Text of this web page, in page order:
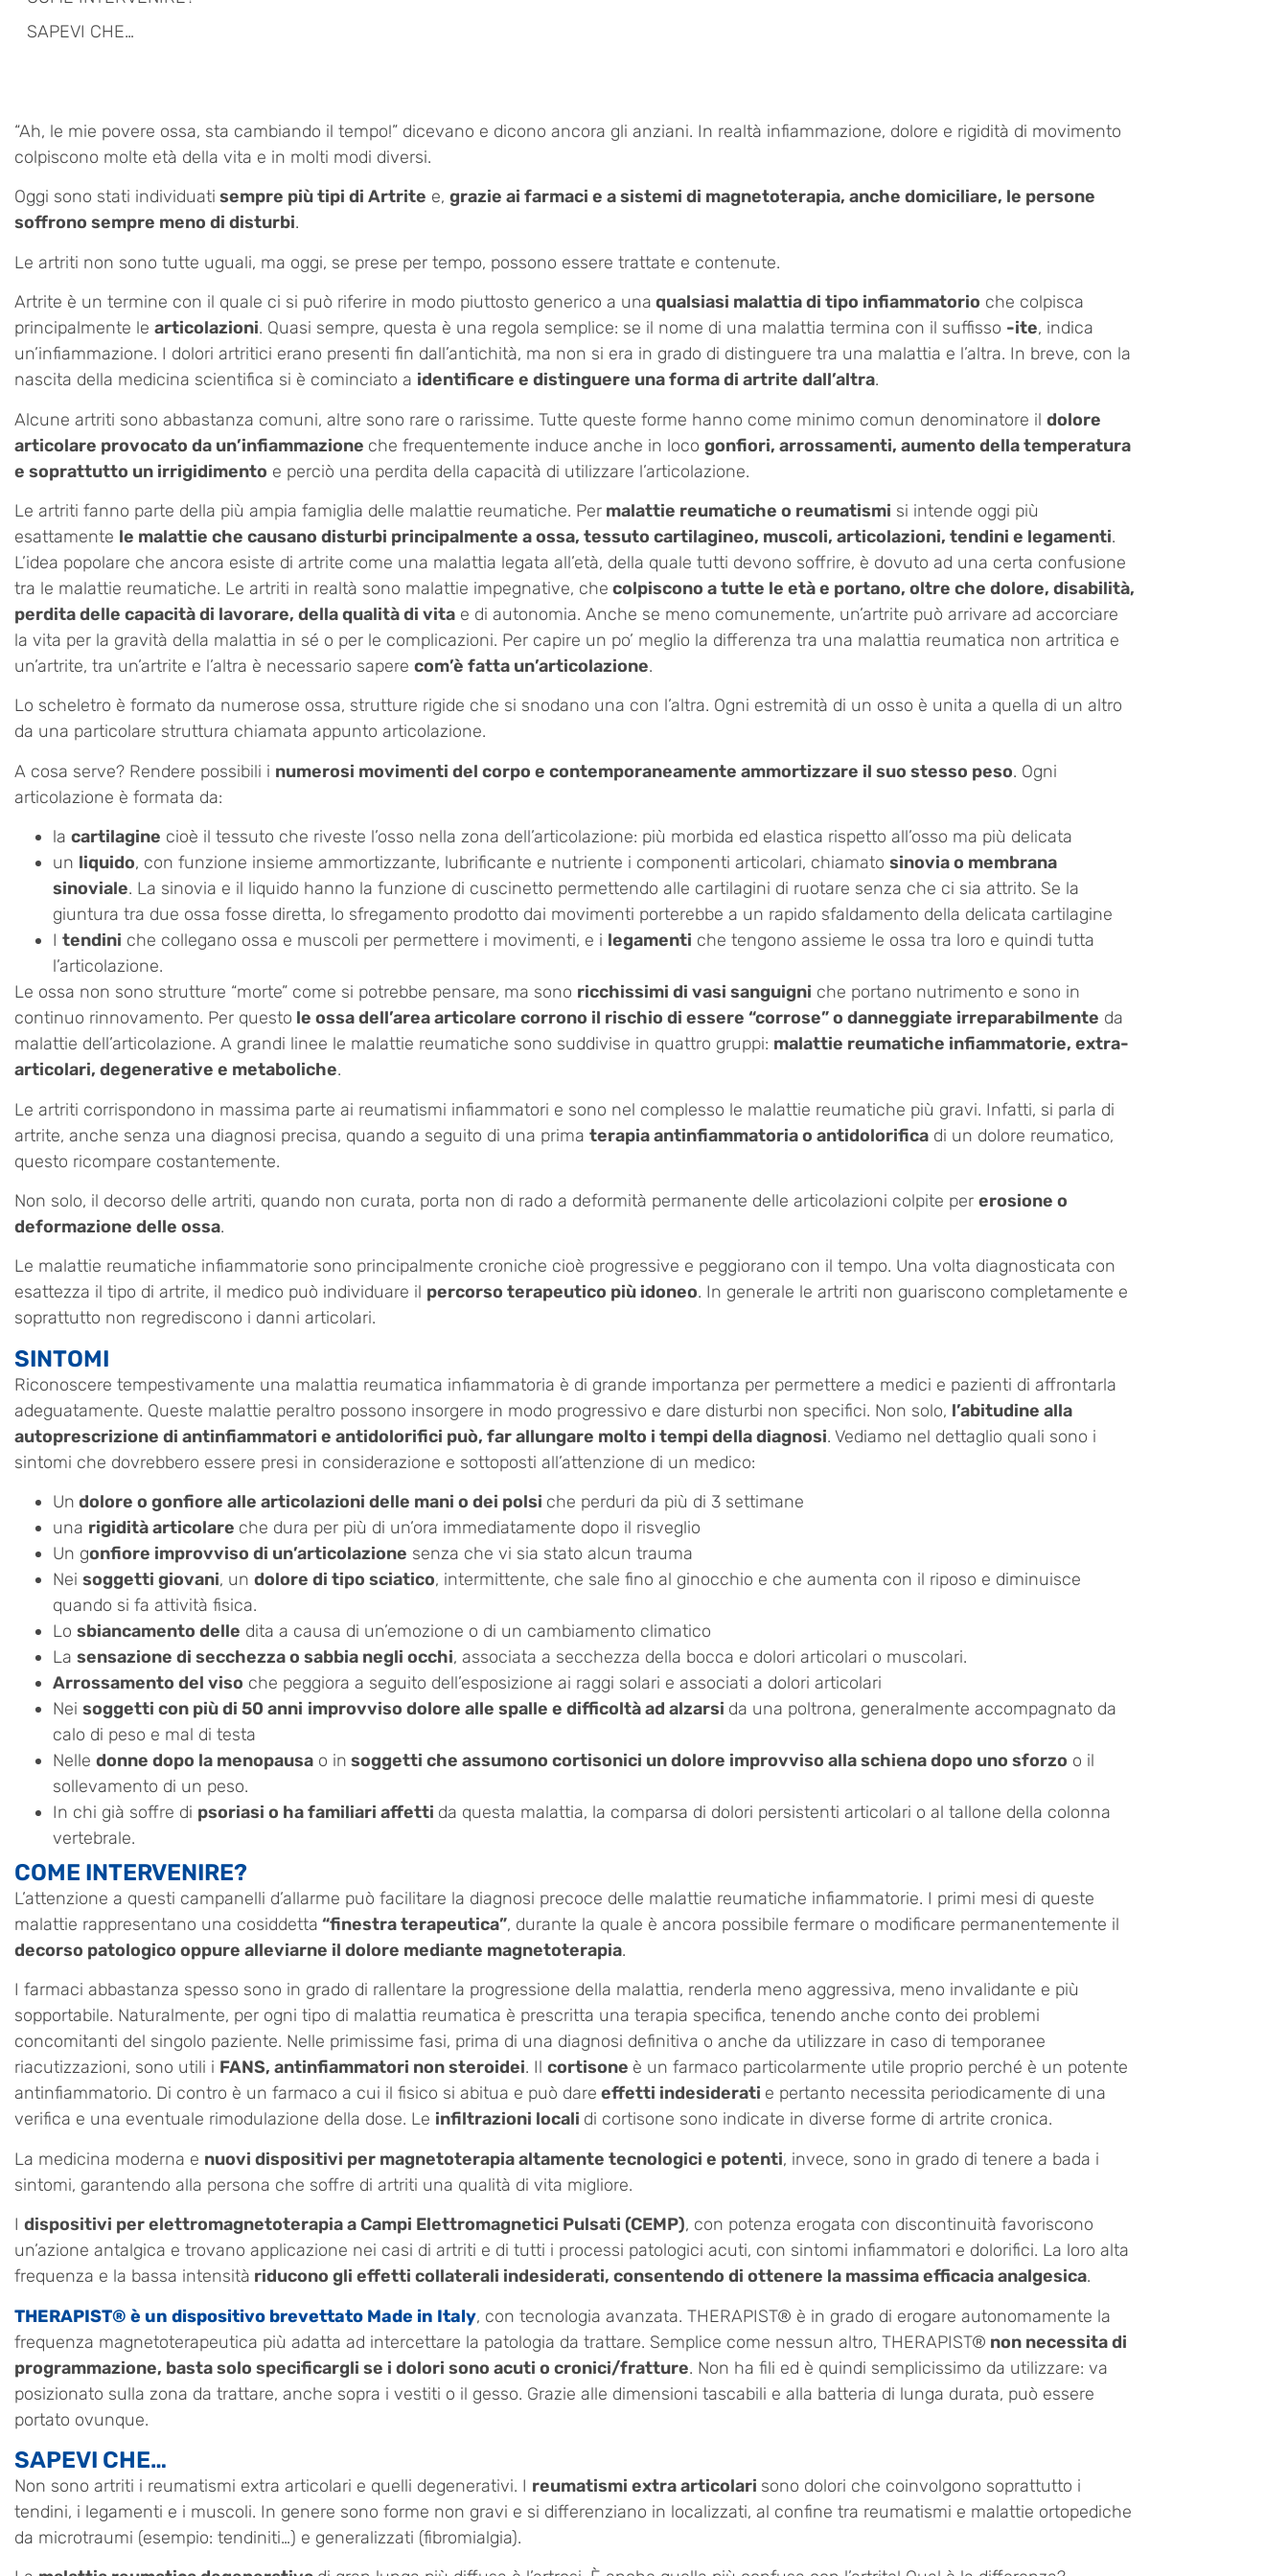
SAPEVI CHE…
“Ah, le mie povere ossa, sta cambiando il tempo!” dicevano e dicono ancora gli anziani. In realtà infiammazione, dolore e rigidità di movimento
colpiscono molte età della vita e in molti modi diversi.
Oggi sono stati individuati sempre più tipi di Artrite e, grazie ai farmaci e a sistemi di magnetoterapia, anche domiciliare, le persone
soffrono sempre meno di disturbi.
Le artriti non sono tutte uguali, ma oggi, se prese per tempo, possono essere trattate e contenute.
Artrite è un termine con il quale ci si può riferire in modo piuttosto generico a una qualsiasi malattia di tipo infiammatorio che colpisca
principalmente le articolazioni. Quasi sempre, questa è una regola semplice: se il nome di una malattia termina con il suffisso -ite, indica
un’infiammazione. I dolori artritici erano presenti fin dall’antichità, ma non si era in grado di distinguere tra una malattia e l’altra. In breve, con la
nascita della medicina scientifica si è cominciato a identificare e distinguere una forma di artrite dall’altra.
Alcune artriti sono abbastanza comuni, altre sono rare o rarissime. Tutte queste forme hanno come minimo comun denominatore il dolore
articolare provocato da un’infiammazione che frequentemente induce anche in loco gonfiori, arrossamenti, aumento della temperatura
e soprattutto un irrigidimento e perciò una perdita della capacità di utilizzare l’articolazione.
Le artriti fanno parte della più ampia famiglia delle malattie reumatiche. Per malattie reumatiche o reumatismi si intende oggi più
esattamente le malattie che causano disturbi principalmente a ossa, tessuto cartilagineo, muscoli, articolazioni, tendini e legamenti.
L’idea popolare che ancora esiste di artrite come una malattia legata all’età, della quale tutti devono soffrire, è dovuto ad una certa confusione
tra le malattie reumatiche. Le artriti in realtà sono malattie impegnative, che colpiscono a tutte le età e portano, oltre che dolore, disabilità,
perdita delle capacità di lavorare, della qualità di vita e di autonomia. Anche se meno comunemente, un’artrite può arrivare ad accorciare
la vita per la gravità della malattia in sé o per le complicazioni. Per capire un po’ meglio la differenza tra una malattia reumatica non artritica e
un’artrite, tra un’artrite e l’altra è necessario sapere com’è fatta un’articolazione.
Lo scheletro è formato da numerose ossa, strutture rigide che si snodano una con l’altra. Ogni estremità di un osso è unita a quella di un altro
da una particolare struttura chiamata appunto articolazione.
A cosa serve? Rendere possibili i numerosi movimenti del corpo e contemporaneamente ammortizzare il suo stesso peso. Ogni
articolazione è formata da:
la cartilagine cioè il tessuto che riveste l’osso nella zona dell’articolazione: più morbida ed elastica rispetto all’osso ma più delicata
un liquido, con funzione insieme ammortizzante, lubrificante e nutriente i componenti articolari, chiamato sinovia o membrana
sinoviale. La sinovia e il liquido hanno la funzione di cuscinetto permettendo alle cartilagini di ruotare senza che ci sia attrito. Se la
giuntura tra due ossa fosse diretta, lo sfregamento prodotto dai movimenti porterebbe a un rapido sfaldamento della delicata cartilagine
I tendini che collegano ossa e muscoli per permettere i movimenti, e i legamenti che tengono assieme le ossa tra loro e quindi tutta
l’articolazione.
Le ossa non sono strutture “morte” come si potrebbe pensare, ma sono ricchissimi di vasi sanguigni che portano nutrimento e sono in
continuo rinnovamento. Per questo le ossa dell’area articolare corrono il rischio di essere “corrose” o danneggiate irreparabilmente da
malattie dell’articolazione. A grandi linee le malattie reumatiche sono suddivise in quattro gruppi: malattie reumatiche infiammatorie, extra-
articolari, degenerative e metaboliche.
Le artriti corrispondono in massima parte ai reumatismi infiammatori e sono nel complesso le malattie reumatiche più gravi. Infatti, si parla di
artrite, anche senza una diagnosi precisa, quando a seguito di una prima terapia antinfiammatoria o antidolorifica di un dolore reumatico,
questo ricompare costantemente.
Non solo, il decorso delle artriti, quando non curata, porta non di rado a deformità permanente delle articolazioni colpite per erosione o
deformazione delle ossa.
Le malattie reumatiche infiammatorie sono principalmente croniche cioè progressive e peggiorano con il tempo. Una volta diagnosticata con
esattezza il tipo di artrite, il medico può individuare il percorso terapeutico più idoneo. In generale le artriti non guariscono completamente e
soprattutto non regrediscono i danni articolari.
SINTOMI
Riconoscere tempestivamente una malattia reumatica infiammatoria è di grande importanza per permettere a medici e pazienti di affrontarla
adeguatamente. Queste malattie peraltro possono insorgere in modo progressivo e dare disturbi non specifici. Non solo, l’abitudine alla
autoprescrizione di antinfiammatori e antidolorifici può, far allungare molto i tempi della diagnosi. Vediamo nel dettaglio quali sono i
sintomi che dovrebbero essere presi in considerazione e sottoposti all’attenzione di un medico:
Un dolore o gonfiore alle articolazioni delle mani o dei polsi che perduri da più di 3 settimane
una rigidità articolare che dura per più di un’ora immediatamente dopo il risveglio
Un gonfiore improvviso di un’articolazione senza che vi sia stato alcun trauma
Nei soggetti giovani, un dolore di tipo sciatico, intermittente, che sale fino al ginocchio e che aumenta con il riposo e diminuisce
quando si fa attività fisica.
Lo sbiancamento delle dita a causa di un’emozione o di un cambiamento climatico
La sensazione di secchezza o sabbia negli occhi, associata a secchezza della bocca e dolori articolari o muscolari.
Arrossamento del viso che peggiora a seguito dell’esposizione ai raggi solari e associati a dolori articolari
Nei soggetti con più di 50 anni improvviso dolore alle spalle e difficoltà ad alzarsi da una poltrona, generalmente accompagnato da
calo di peso e mal di testa
Nelle donne dopo la menopausa o in soggetti che assumono cortisonici un dolore improvviso alla schiena dopo uno sforzo o il
sollevamento di un peso.
In chi già soffre di psoriasi o ha familiari affetti da questa malattia, la comparsa di dolori persistenti articolari o al tallone della colonna
vertebrale.
COME INTERVENIRE?
L’attenzione a questi campanelli d’allarme può facilitare la diagnosi precoce delle malattie reumatiche infiammatorie. I primi mesi di queste
malattie rappresentano una cosiddetta “finestra terapeutica”, durante la quale è ancora possibile fermare o modificare permanentemente il
decorso patologico oppure alleviarne il dolore mediante magnetoterapia.
I farmaci abbastanza spesso sono in grado di rallentare la progressione della malattia, renderla meno aggressiva, meno invalidante e più
sopportabile. Naturalmente, per ogni tipo di malattia reumatica è prescritta una terapia specifica, tenendo anche conto dei problemi
concomitanti del singolo paziente. Nelle primissime fasi, prima di una diagnosi definitiva o anche da utilizzare in caso di temporanee
riacutizzazioni, sono utili i FANS, antinfiammatori non steroidei. Il cortisone è un farmaco particolarmente utile proprio perché è un potente
antinfiammatorio. Di contro è un farmaco a cui il fisico si abitua e può dare effetti indesiderati e pertanto necessita periodicamente di una
verifica e una eventuale rimodulazione della dose. Le infiltrazioni locali di cortisone sono indicate in diverse forme di artrite cronica.
La medicina moderna e nuovi dispositivi per magnetoterapia altamente tecnologici e potenti, invece, sono in grado di tenere a bada i
sintomi, garantendo alla persona che soffre di artriti una qualità di vita migliore.
I dispositivi per elettromagnetoterapia a Campi Elettromagnetici Pulsati (CEMP), con potenza erogata con discontinuità favoriscono
un’azione antalgica e trovano applicazione nei casi di artriti e di tutti i processi patologici acuti, con sintomi infiammatori e dolorifici. La loro alta
frequenza e la bassa intensità riducono gli effetti collaterali indesiderati, consentendo di ottenere la massima efficacia analgesica.
THERAPIST® è un dispositivo brevettato Made in Italy, con tecnologia avanzata. THERAPIST® è in grado di erogare autonomamente la
frequenza magnetoterapeutica più adatta ad intercettare la patologia da trattare. Semplice come nessun altro, THERAPIST® non necessita di
programmazione, basta solo specificargli se i dolori sono acuti o cronici/fratture. Non ha fili ed è quindi semplicissimo da utilizzare: va
posizionato sulla zona da trattare, anche sopra i vestiti o il gesso. Grazie alle dimensioni tascabili e alla batteria di lunga durata, può essere
portato ovunque.
SAPEVI CHE…
Non sono artriti i reumatismi extra articolari e quelli degenerativi. I reumatismi extra articolari sono dolori che coinvolgono soprattutto i
tendini, i legamenti e i muscoli. In genere sono forme non gravi e si differenziano in localizzati, al confine tra reumatismi e malattie ortopediche
da microtraumi (esempio: tendiniti…) e generalizzati (fibromialgia).